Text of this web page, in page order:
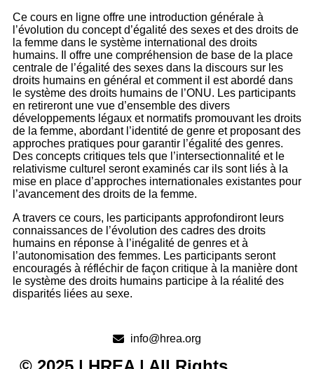
Ce cours en ligne offre une introduction générale à
l’évolution du concept d’égalité des sexes et des droits de
la femme dans le système international des droits
humains. Il offre une compréhension de base de la place
centrale de l’égalité des sexes dans la discours sur les
droits humains en général et comment il est abordé dans
le système des droits humains de l’ONU. Les participants
en retireront une vue d’ensemble des divers
développements légaux et normatifs promouvant les droits
de la femme, abordant l’identité de genre et proposant des
approches pratiques pour garantir l’égalité des genres.
Des concepts critiques tels que l’intersectionnalité et le
relativisme culturel seront examinés car ils sont liés à la
mise en place d’approches internationales existantes pour
l’avancement des droits de la femme.
A travers ce cours, les participants approfondiront leurs
connaissances de l’évolution des cadres des droits
humains en réponse à l’inégalité de genres et à
l’autonomisation des femmes. Les participants seront
encouragés à réfléchir de façon critique à la manière dont
le système des droits humains participe à la réalité des
disparités liées au sexe.
info@hrea.org